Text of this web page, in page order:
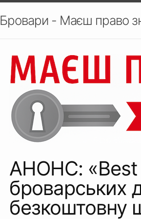
Бровари - Маєш право
АНОНС: «Best
броварських
безкоштовну